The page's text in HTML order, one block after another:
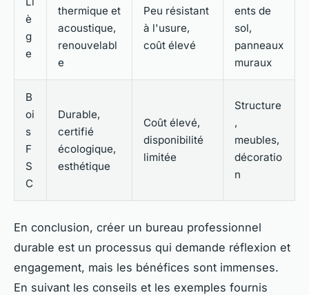
è
g
e
thermique et
acoustique,
renouvelabl
e
Peu résistant
à l'usure,
coût élevé
ents de
sol,
panneaux
muraux
B
oi
s
F
S
C
Durable,
certifié
écologique,
esthétique
Coût élevé,
disponibilité
limitée
Structure
,
meubles,
décoratio
n
En conclusion, créer un bureau professionnel
durable est un processus qui demande réflexion et
engagement, mais les bénéfices sont immenses.
En suivant les conseils et les exemples fournis